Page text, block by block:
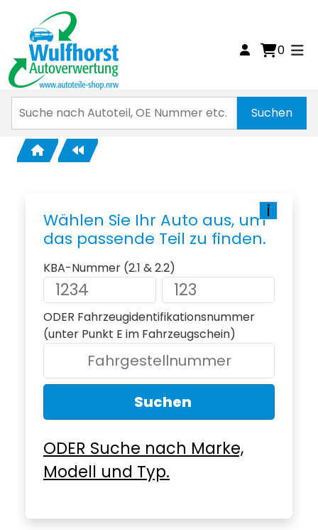
0
i
Wählen Sie Ihr Auto aus, um
das passende Teil zu finden.
KBA-Nummer (2.1 & 2.2)
ODER Fahrzeugidentifikationsnummer
(unter Punkt E im Fahrzeugschein)
Suchen
ODER Suche nach Marke,
Modell und Typ.